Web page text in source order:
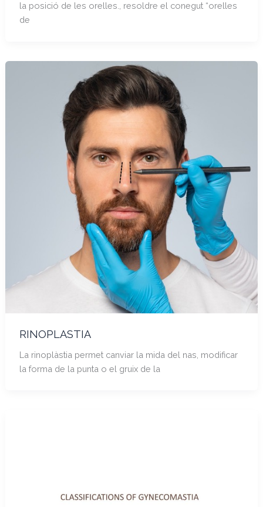
la posició de les orelles., resoldre el conegut “orelles
de
RINOPLASTIA
La rinoplàstia permet canviar la mida del nas, modificar
la forma de la punta o el gruix de la